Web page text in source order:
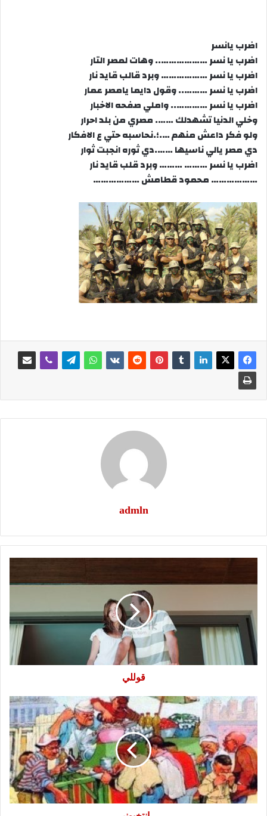
اضرب يانسر
اضرب يا نسر ……………….. وهات لمصر التار
اضرب يا نسر ……………… وبرد قالب قايد نار
اضرب يا نسر ……….. وقول دايما يامصر عمار
اضرب يا نسر ………….. واملي صفحه الاخبار
وخلي الدنيا تشهدلك ……. مصري من بلد احرار
ولو فكر داعش منهم ….؛.نحاسبه حتي ع الافكار
دي مصر يالي ناسيها …….دي ثوره انجبت ثوار
اضرب يا نسر ……… ……… وبرد قلب قايد نار
……………… محمود قطامش ………………
admln
قوللي
انتخبوني